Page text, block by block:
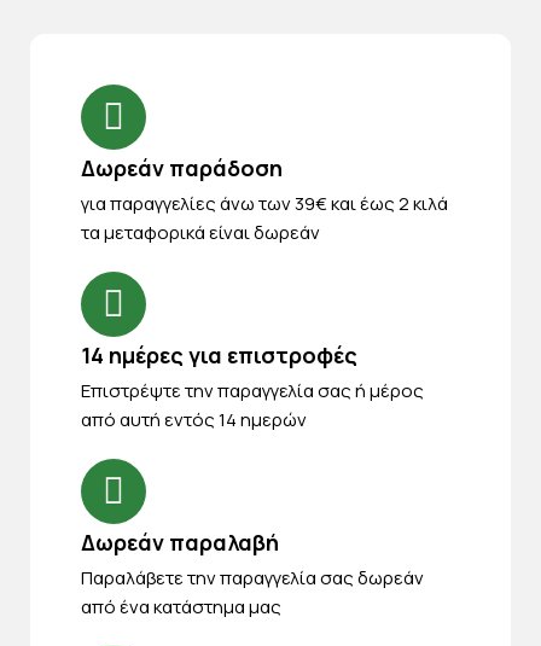
Δωρεάν παράδοση
για παραγγελίες άνω των 39€ και έως 2 κιλά
τα μεταφορικά είναι δωρεάν
14 ημέρες για επιστροφές
Eπιστρέψτε την παραγγελία σας ή μέρος
από αυτή εντός 14 ημερών
Δωρεάν παραλαβή
Παραλάβετε την παραγγελία σας δωρεάν
από ένα κατάστημα μας